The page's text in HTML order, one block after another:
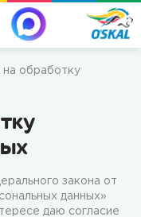
на обработку
закона от
данных»
даю согласие